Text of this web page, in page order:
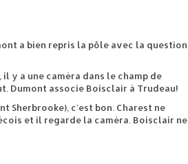
a bien repris la pôle avec la question
y a une caméra dans le champ de
Dumont associe Boisclair à Trudeau!
Sherbrooke), c'est bon. Charest ne
et il regarde la caméra. Boisclair ne